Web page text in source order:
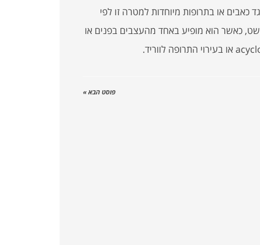
או בתרופות מיוחדות למטרה זו לפי
כאשר הוא מופיע באחד מהעצבים בפנים או
פוסט הבא »